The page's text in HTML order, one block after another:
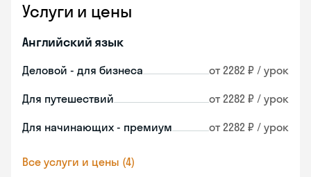
Услуги и цены
Английский язык
Деловой - для бизнеса от 2282 ₽ / урок
Для путешествий от 2282 ₽ / урок
Для начинающих - премиум от 2282 ₽ / урок
Все услуги и цены (4)